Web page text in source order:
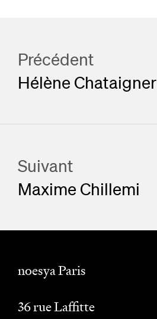
Précédent
Hélène Chataigner
Suivant
Maxime Chillemi
noesya Paris
36 rue Laffitte